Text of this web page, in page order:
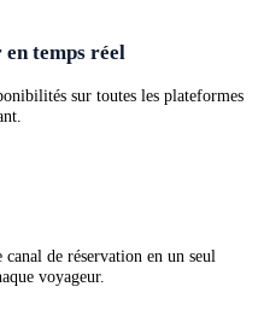
temps réel
sur toutes les plateformes
canal de réservation en un seul
voyageur.